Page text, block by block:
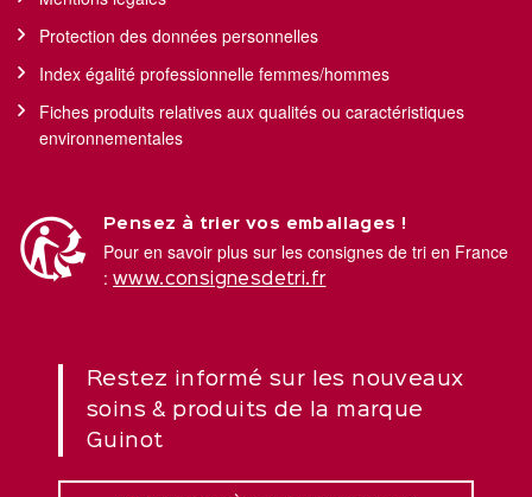
Protection des données personnelles
Index égalité professionnelle femmes/hommes
Fiches produits relatives aux qualités ou caractéristiques
environnementales
Pensez à trier vos emballages !
Pour en savoir plus sur les consignes de tri en France
: www.consignesdetri.fr
Restez informé sur les nouveaux
soins & produits de la marque
Guinot